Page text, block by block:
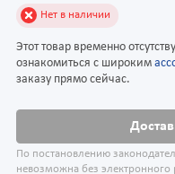
Нет в наличии
Этот товар временно
ознакомиться с широким
заказу прямо сейчас.
По постановлению
невозможна без электронного